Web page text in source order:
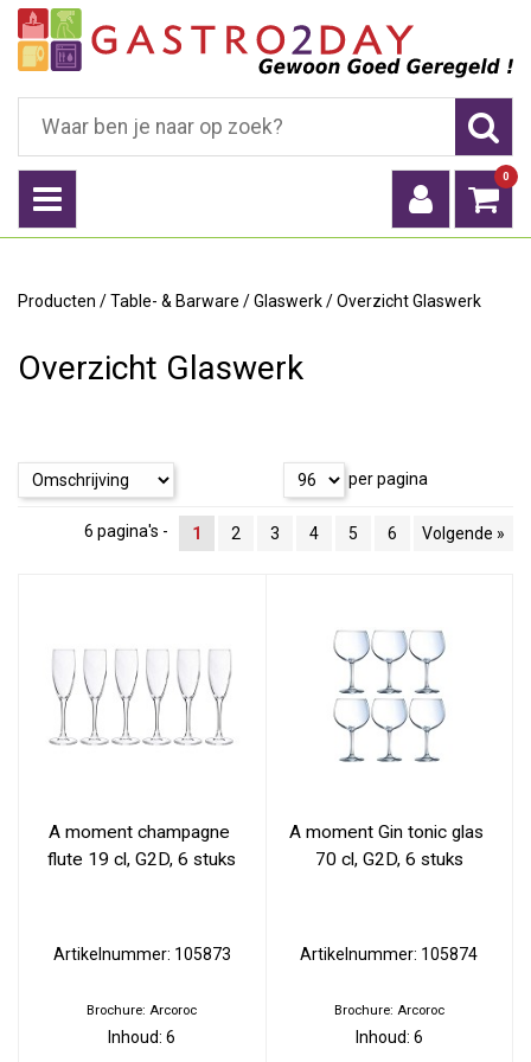
0
Producten /Table- & Barware /Glaswerk/Overzicht Glaswerk
Overzicht Glaswerk
per pagina
6 pagina's - 1 2 3 4 5 6 Volgende »
A moment champagne
flute 19 cl, G2D, 6 stuks
Artikelnummer: 105873
Brochure: Arcoroc
Inhoud: 6
A moment Gin tonic glas
70 cl, G2D, 6 stuks
Artikelnummer: 105874
Brochure: Arcoroc
Inhoud: 6